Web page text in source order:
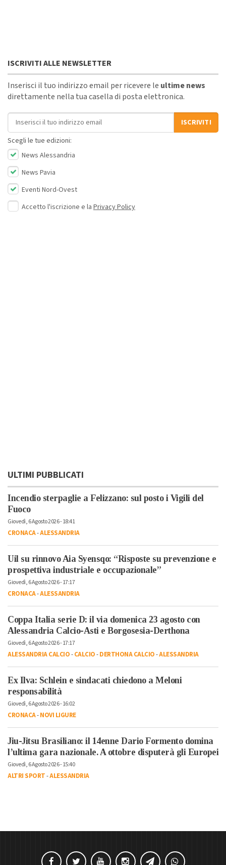
ISCRIVITI ALLE NEWSLETTER
Inserisci il tuo indirizzo email per ricevere le ultime news
direttamente nella tua casella di posta elettronica.
Indirizzo email
ISCRIVITI
Scegli le tue edizioni:
News Alessandria
News Pavia
Eventi Nord-Ovest
Accetto l'iscrizione e la Privacy Policy
ULTIMI PUBBLICATI
Incendio sterpaglie a Felizzano: sul posto i Vigili del
Fuoco
Giovedì, 6 Agosto 2026 - 18:41
CRONACA-ALESSANDRIA
Uil su rinnovo Aia Syensqo: “Risposte su prevenzione e
prospettiva industriale e occupazionale”
Giovedì, 6 Agosto 2026 - 17:17
CRONACA-ALESSANDRIA
Coppa Italia serie D: il via domenica 23 agosto con
Alessandria Calcio-Asti e Borgosesia-Derthona
Giovedì, 6 Agosto 2026 - 17:17
ALESSANDRIA CALCIO-CALCIO-DERTHONA CALCIO-ALESSANDRIA
Ex Ilva: Schlein e sindacati chiedono a Meloni
responsabilità
Giovedì, 6 Agosto 2026 - 16:02
CRONACA-NOVI LIGURE
Jiu-Jitsu Brasiliano: il 14enne Dario Formento domina
l’ultima gara nazionale. A ottobre disputerà gli Europei
Giovedì, 6 Agosto 2026 - 15:40
ALTRI SPORT-ALESSANDRIA